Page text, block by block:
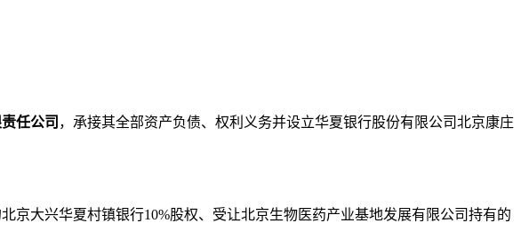
任公司 ，承接其全部资产负债、权利义务并设立华夏银行股份有限公司北京康庄
大兴华夏村镇银行10%股权、受让北京生物医药产业基地发展有限公司持有的